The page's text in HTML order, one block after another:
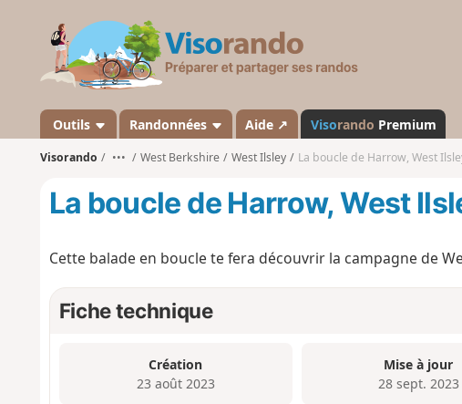
s
a
n
d
Outils Randonnées Aide ↗ Visorando Premium
Visorando ••• West Berkshire West Ilsley La boucle de Harrow, West
La boucle de Harrow, West
Cette balade en boucle te fera découvrir la campagne de
Fiche technique
Création
23 août 2023
Mise à jour
28 sept. 2023